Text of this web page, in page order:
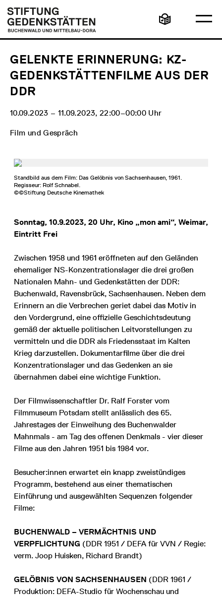
zum
Inhalt
Stiftung
Gedenkstätten
Buchenwald
und
Mittelbau-
Leichte
Sprache
GELENKTE ERINNERUNG: KZ-
GEDENKSTÄTTENFILME AUS DER
DDR
10.09.2023 ‒ 11.09.2023, 22:00‒00:00 Uhr
Film und Gespräch
Standbild aus dem Film: Das Gelöbnis von Sachsenhausen, 1961.
Regisseur: Rolf Schnabel.
©©Stiftung Deutsche Kinemathek
Sonntag, 10.9.2023, 20 Uhr, Kino „mon ami“, Weimar,
Eintritt Frei
Zwischen 1958 und 1961 eröffneten auf den Geländen
ehemaliger NS-Konzentrationslager die drei großen
Nationalen Mahn- und Gedenkstätten der DDR:
Buchenwald, Ravensbrück, Sachsenhausen. Neben dem
Erinnern an die Verbrechen geriet dabei das Motiv in
den Vordergrund, eine offizielle Geschichtsdeutung
gemäß der aktuelle politischen Leitvorstellungen zu
vermitteln und die DDR als Friedensstaat im Kalten
Krieg darzustellen. Dokumentarfilme über die drei
Konzentrationslager und das Gedenken an sie
übernahmen dabei eine wichtige Funktion.
Der Filmwissenschaftler Dr. Ralf Forster vom
Filmmuseum Potsdam stellt anlässlich des 65.
Jahrestages der Einweihung des Buchenwalder
Mahnmals - am Tag des offenen Denkmals - vier dieser
Filme aus den Jahren 1951 bis 1984 vor.
Besucher:innen erwartet ein knapp zweistündiges
Programm, bestehend aus einer thematischen
Einführung und ausgewählten Sequenzen folgender
Filme:
BUCHENWALD – VERMÄCHTNIS UND
VERPFLICHTUNG (DDR 1951 / DEFA für VVN / Regie:
verm. Joop Huisken, Richard Brandt)
GELÖBNIS VON SACHSENHAUSEN (DDR 1961 /
Produktion: DEFA-Studio für Wochenschau und